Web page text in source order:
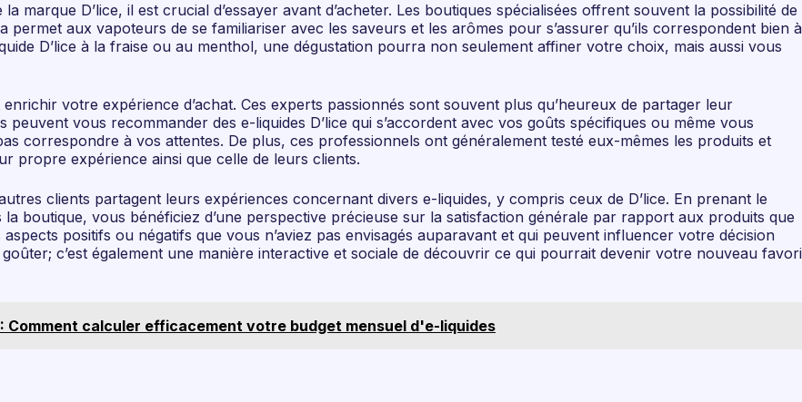
marque D’lice, il est crucial d’essayer avant d’acheter. Les boutiques spécialisées offrent souvent la possibilité de
permet aux vapoteurs de se familiariser avec les saveurs et les arômes pour s’assurer qu’ils correspondent bien à
D’lice à la fraise ou au menthol, une dégustation pourra non seulement affiner votre choix, mais aussi vous
votre expérience d’achat. Ces experts passionnés sont souvent plus qu’heureux de partager leur
vous recommander des e-liquides D’lice qui s’accordent avec vos goûts spécifiques ou même vous
correspondre à vos attentes. De plus, ces professionnels ont généralement testé eux-mêmes les produits et
propre expérience ainsi que celle de leurs clients.
clients partagent leurs expériences concernant divers e-liquides, y compris ceux de D’lice. En prenant le
boutique, vous bénéficiez d’une perspective précieuse sur la satisfaction générale par rapport aux produits que
positifs ou négatifs que vous n’aviez pas envisagés auparavant et qui peuvent influencer votre décision
c’est également une manière interactive et sociale de découvrir ce qui pourrait devenir votre nouveau favori
Comment calculer efficacement votre budget mensuel d'e-liquides